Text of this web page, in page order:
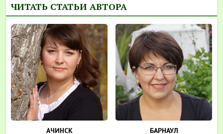
ЧИТАТЬ СТАТЬИ АВТОРА
АЧИНСК
БАРНАУЛ